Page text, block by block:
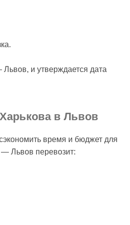
и утверждается дата
в Львов
время и бюджет для
— Львов перевозит: